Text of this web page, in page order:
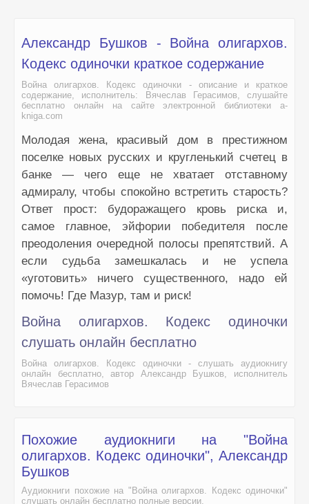
Александр Бушков - Война олигархов.
Кодекс одиночки краткое содержание
Война олигархов. Кодекс одиночки - описание и краткое
содержание, исполнитель: Вячеслав Герасимов, слушайте
бесплатно онлайн на сайте электронной библиотеки a-
kniga.com
Молодая жена, красивый дом в престижном
поселке новых русских и кругленький счетец в
банке — чего еще не хватает отставному
адмиралу, чтобы спокойно встретить старость?
Ответ прост: будоражащего кровь риска и,
самое главное, эйфории победителя после
преодоления очередной полосы препятствий. А
если судьба замешкалась и не успела
«уготовить» ничего существенного, надо ей
помочь! Где Мазур, там и риск!
Война олигархов. Кодекс одиночки
слушать онлайн бесплатно
Война олигархов. Кодекс одиночки - слушать аудиокнигу
онлайн бесплатно, автор Александр Бушков, исполнитель
Вячеслав Герасимов
Похожие аудиокниги на "Война
олигархов. Кодекс одиночки", Александр
Бушков
Аудиокниги похожие на "Война олигархов. Кодекс одиночки"
слушать онлайн бесплатно полные версии.